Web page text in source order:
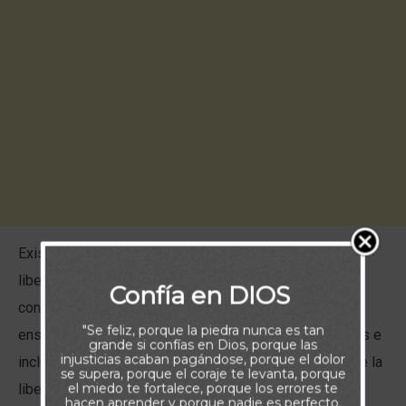
Existen fuerzas a tu alrededor que intentan socavar la
libertad que Jesús murió para darte. Susurros de
condenación, sentimientos de temor e inseguridad,
enseñanzas sin fundamento bíblico, críticas constantes e
incluso tus propias luchas internas pueden apartarte de la
libertad que Dios desea que disfrutes.
Confía en DIOS
"Se feliz, porque la piedra nunca es tan
grande si confías en Dios, porque las
injusticias acaban pagándose, porque el dolor
se supera, porque el coraje te levanta, porque
el miedo te fortalece, porque los errores te